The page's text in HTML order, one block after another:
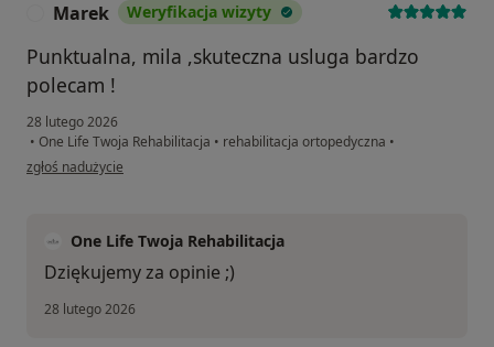
Marek Weryfikacja wizyty
Punktualna, mila ,skuteczna usluga bardzo
polecam !
28 lutego 2026
• One Life Twoja Rehabilitacja • rehabilitacja ortopedyczna •
w opinii użytkownika Marek
zgłoś nadużycie
One Life Twoja Rehabilitacja
Dziękujemy za opinie ;)
28 lutego 2026